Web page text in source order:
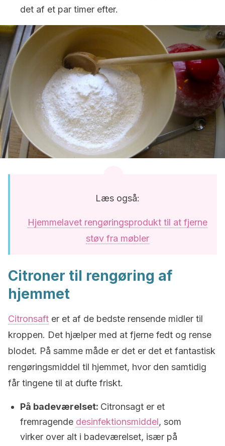
det af et par timer efter.
Læs også:
Hjemmelavet rengøringsprodukt til at fjerne
støv fra møbler
Citroner til rengøring af
hjemmet
Citronsaft er et af de bedste rensende midler til
kroppen. Det hjælper med at fjerne fedt og rense
blodet. På samme måde er det er det et fantastisk
rengøringsmiddel til hjemmet, hvor den samtidig
får tingene til at dufte friskt.
På badeværelset: Citronsagt er et
fremragende desinfektionsmiddel, som
virker over alt i badeværelset, især på